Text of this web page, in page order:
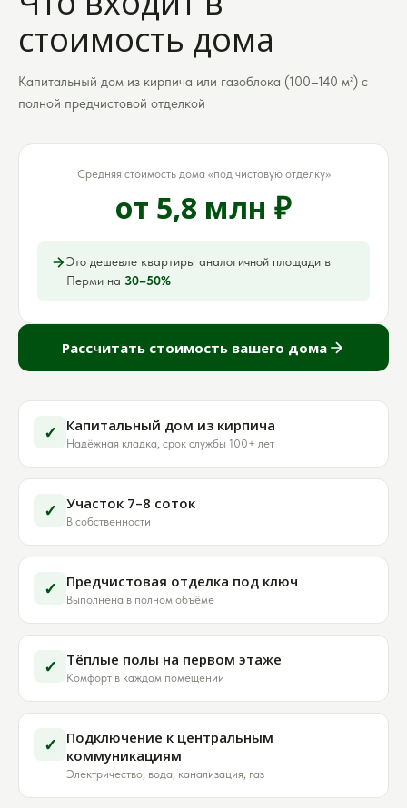
стоимость дома
Капитальный дом из кирпича или газоблока (100–140 м²) с
полной предчистовой отделкой
✓ Капитальный дом из кирпича
Надёжная кладка, срок службы 100+ лет
✓ Участок 7–8 соток
В собственности
✓ Предчистовая отделка под ключ
Выполнена в полном объёме
✓ Тёплые полы на первом этаже
Комфорт в каждом помещении
✓
Подключение к центральным
коммуникациям
Электричество, вода, канализация, газ
Средняя стоимость дома «под чистовую отделку»
от 5,8 млн ₽
Это дешевле квартиры аналогичной площади в
Перми на 30–50%
Рассчитать стоимость вашего дома